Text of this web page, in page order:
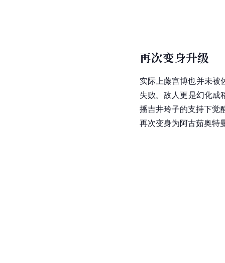
再次变身升级
实际上藤宫博也并未被
失败。敌人更是幻化成
播吉井玲子的支持下觉
再次变身为阿古茹奥特